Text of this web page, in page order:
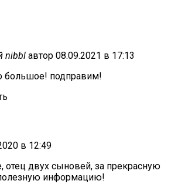
nibbl автор 08.09.2021 в 17:13
большое! подправим!
в 12:49
отец двух сыновей, за прекрасную
информацию!